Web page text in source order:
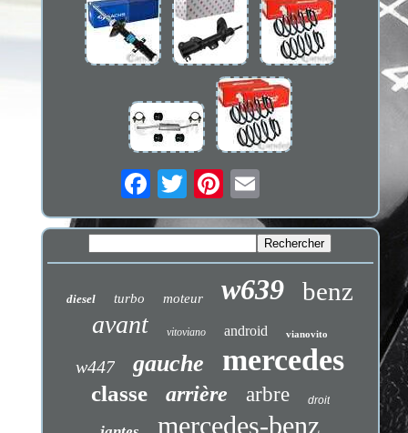
diesel turbo moteur w639 benz
avant vitoviano android vianovito
w447 gauche mercedes
classe arrière arbre droit
mercedes-benz